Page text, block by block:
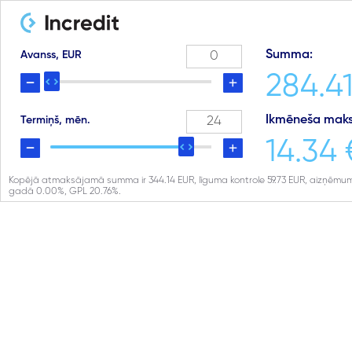
Avanss, EUR
Termiņš, mēn.
Summa:
Ikmēneša
14.34
Kopējā atmaksājamā summa ir 344.14 EUR, līguma kontrole 59.73 EUR,
gadā 0.00%, GPL 20.76%.